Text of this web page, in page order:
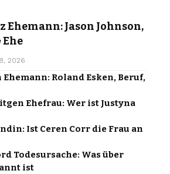
Ehemann: Jason Johnson,
Ehe
2026
Ehemann: Roland Esken, Beruf,
Ehefrau: Wer ist Justyna
Ist Ceren Corr die Frau an
Todesursache: Was über
ist